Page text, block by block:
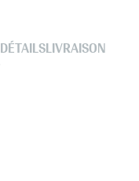
DÉTAILSLIVRAISON